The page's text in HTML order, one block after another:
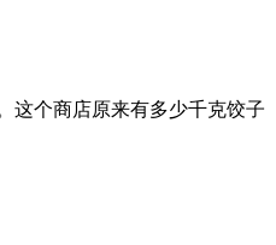
这个商店原来有多少千克饺子